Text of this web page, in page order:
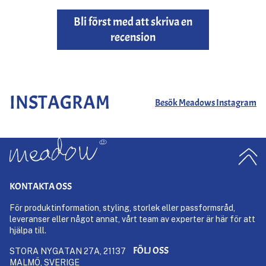
Bli först med att skriva en
recension
INSTAGRAM Besök Meadows Instagram
KONTAKTA OSS
För produktinformation, styling, storlek eller passformsråd,
leveranser eller något annat, vårt team av experter är här för att
hjälpa till.
STORA NYGATAN 27A, 21137
MALMÖ, SVERIGE
FÖLJ OSS